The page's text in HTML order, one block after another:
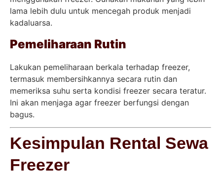
lama lebih dulu untuk mencegah produk menjadi
kadaluarsa.
Pemeliharaan Rutin
Lakukan pemeliharaan berkala terhadap freezer,
termasuk membersihkannya secara rutin dan
memeriksa suhu serta kondisi freezer secara teratur.
Ini akan menjaga agar freezer berfungsi dengan
bagus.
Kesimpulan Rental Sewa
Freezer